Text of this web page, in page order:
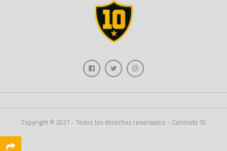
Copyright © 2021 - Todos los derechos reservados - Camiseta 10